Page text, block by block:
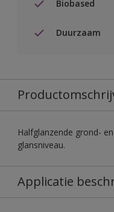
Biobased
Duurzaam
Halfglanzende grond-
glansniveau.
Applicatie